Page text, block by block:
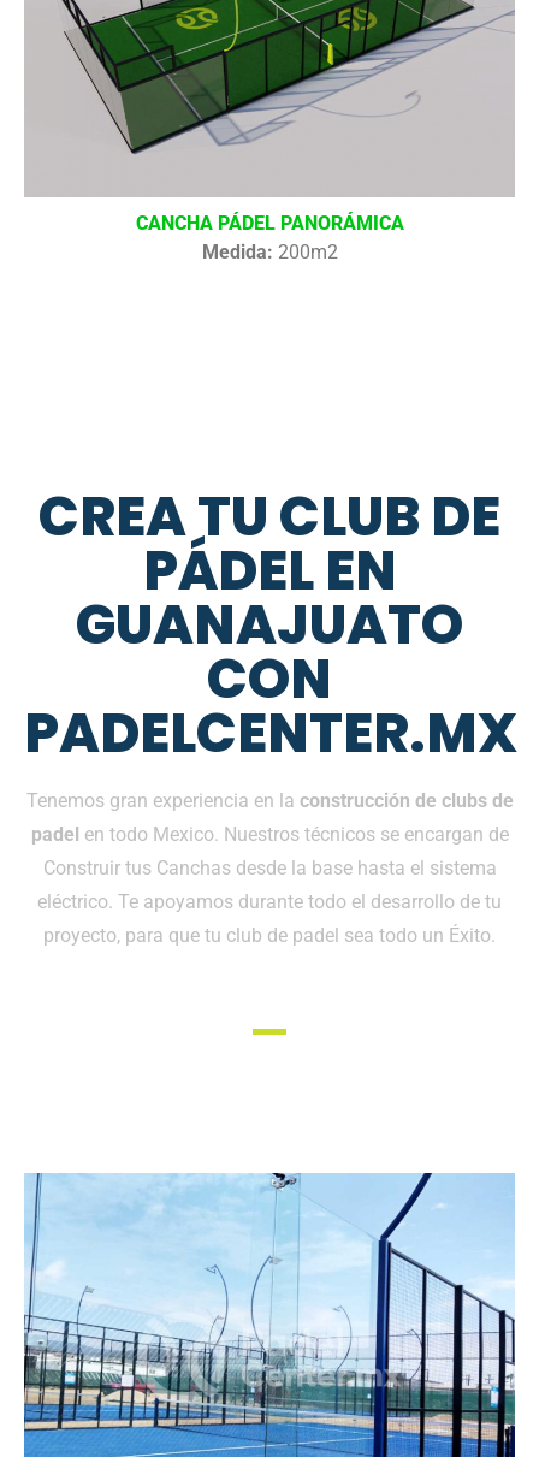
CANCHA PÁDEL PANORÁMICA
Medida: 200m2
CREA TU CLUB DE
PÁDEL EN
GUANAJUATO
CON
PADELCENTER.MX
Tenemos gran experiencia en la construcción de clubs de
padel en todo Mexico. Nuestros técnicos se encargan de
Construir tus Canchas desde la base hasta el sistema
eléctrico. Te apoyamos durante todo el desarrollo de tu
proyecto, para que tu club de padel sea todo un Éxito.